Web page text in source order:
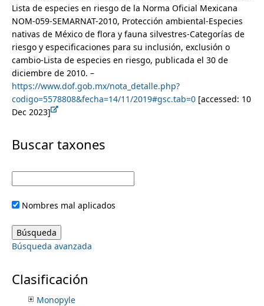
Lista de especies en riesgo de la Norma Oficial Mexicana
NOM-059-SEMARNAT-2010, Protección ambiental-Especies
nativas de México de flora y fauna silvestres-Categorías de
riesgo y especificaciones para su inclusión, exclusión o
cambio-Lista de especies en riesgo, publicada el 30 de
diciembre de 2010. –
https://www.dof.gob.mx/nota_detalle.php?
codigo=5578808&fecha=14/11/2019#gsc.tab=0 [accessed: 10
Dec 2023]
Buscar taxones
Nombres mal aplicados
Búsqueda avanzada
Clasificación
Alsobia
Amalophyllon
Anetanthus
Besleria
Capanea
Chrysothemis
Codonanthe
Codonanthopsis
Columnea
Diastema
Episcia
Gesneria
Gloxinia
Hippodamia
Kohleria
Locheria
Monopyle